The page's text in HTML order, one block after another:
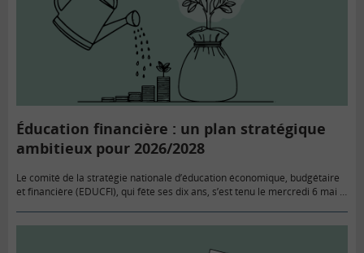
Éducation financière : un plan stratégique
ambitieux pour 2026/2028
Le comité de la stratégie nationale d’éducation économique, budgétaire
et financière (EDUCFI), qui fête ses dix ans, s’est tenu le mercredi 6 mai à